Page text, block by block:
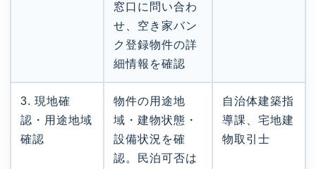
窓口に問い合わ
せ、空き家バン
ク登録物件の詳
細情報を確認
3. 現地確
認・用途地域
確認
物件の用途地
域・建物状態・
設備状況を確
認。民泊可否は
自治体建築指
導課、宅地建
物取引士